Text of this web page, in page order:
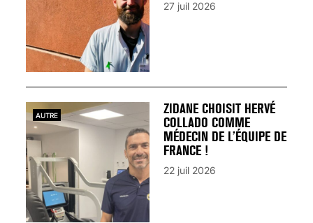
27 juil 2026
ZIDANE CHOISIT HERVÉ
COLLADO COMME
MÉDECIN DE L’ÉQUIPE DE
FRANCE !
AUTRE
22 juil 2026